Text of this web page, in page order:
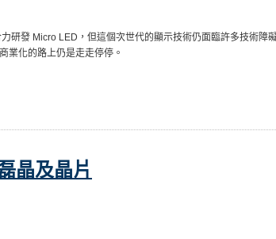
研發 Micro LED，但這個次世代的顯示技術仍面臨許多技術障
業化的路上仍是走走停停。
晶及晶片